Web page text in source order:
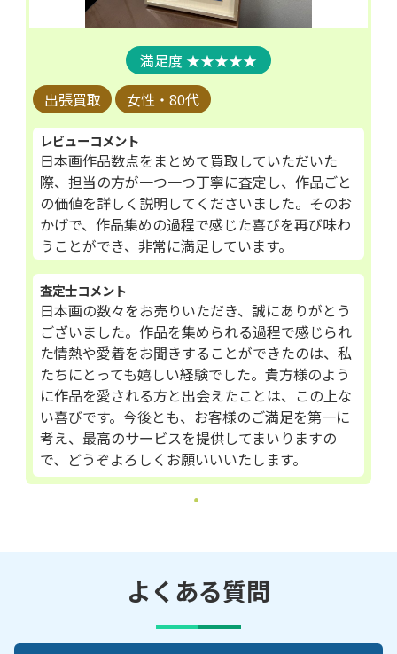
★★★★★
出張買取
女性・80代
レビューコメント
日本画作品数点をまとめて買取していただいた
際、担当の方が一つ一つ丁寧に査定し、作品ごと
の価値を詳しく説明してくださいました。そのお
かげで、作品集めの過程で感じた喜びを再び味わ
うことができ、非常に満足しています。
査定士コメント
日本画の数々をお売りいただき、誠にありがとう
ございました。作品を集められる過程で感じられ
た情熱や愛着をお聞きすることができたのは、私
たちにとっても嬉しい経験でした。貴方様のよう
に作品を愛される方と出会えたことは、この上な
い喜びです。今後とも、お客様のご満足を第一に
考え、最高のサービスを提供してまいりますの
で、どうぞよろしくお願いいいたします。
よくある質問